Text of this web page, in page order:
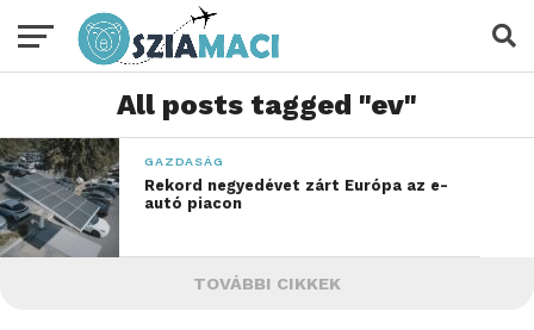
All posts tagged "ev"
GAZDASÁG
Rekord negyedévet zárt Európa az e-
autó piacon
TOVÁBBI CIKKEK